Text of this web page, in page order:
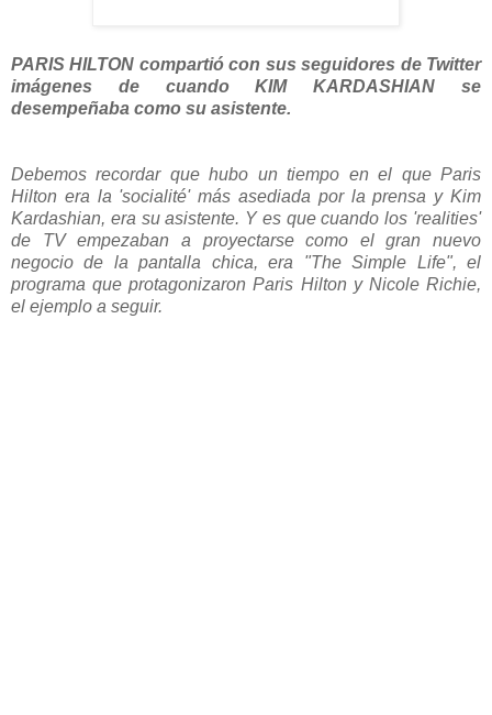
PARIS HILTON compartió con sus seguidores de Twitter
imágenes de cuando KIM KARDASHIAN se
desempeñaba como su asistente.
Debemos recordar que hubo un tiempo en el que Paris
Hilton era la 'socialité' más asediada por la prensa y Kim
Kardashian, era su asistente. Y es que cuando los 'realities'
de TV empezaban a proyectarse como el gran nuevo
negocio de la pantalla chica, era "The Simple Life", el
programa que protagonizaron Paris Hilton y Nicole Richie,
el ejemplo a seguir.